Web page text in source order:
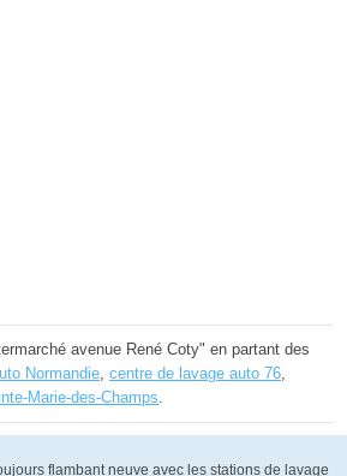
avenue René Coty" en partant des
Normandie centre de lavage auto 76
Marie-des-Champs
flambant neuve avec les stations de lavage